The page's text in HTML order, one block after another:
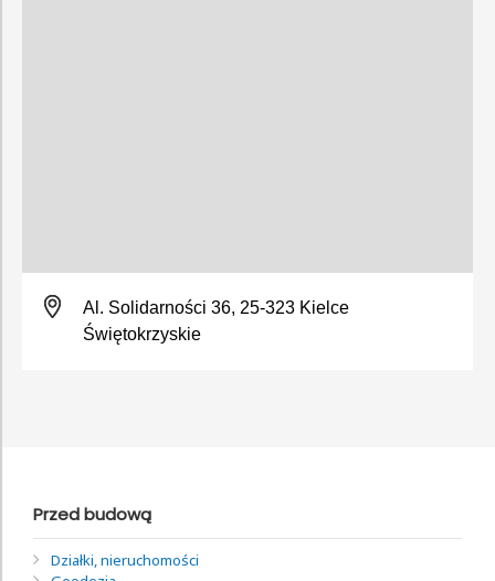
Al. Solidarności 36, 25-323 Kielce
Świętokrzyskie
Przed budową
Działki, nieruchomości